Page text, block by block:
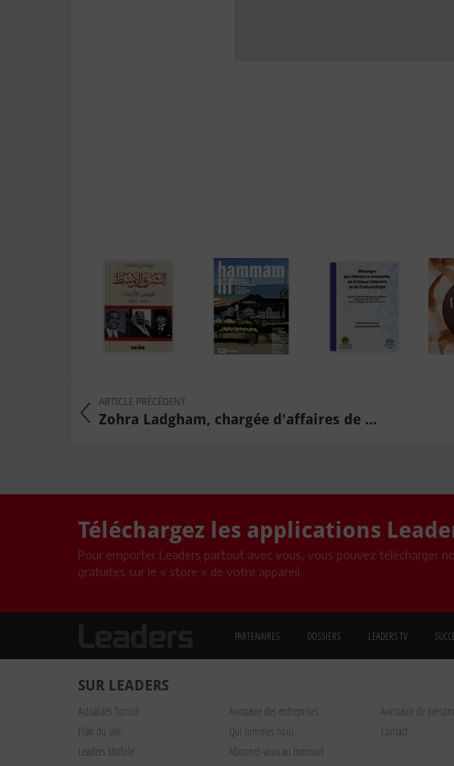
ARTICLE PRÉCÉDENT
Zohra Ladgham, chargée d'affaires de ...
Téléchargez les applications
Pour emporter Leaders partout avec vous, vous pouvez télécharger
gratuites sur le « store » de votre appareil.
PARTENAIRES DOSSIERS LEADERS TV
SUR LEADERS
Actualités Tunisie Annuaire des entreprises
Annuaire de
Plan du site
Qui sommes nous
Contact
Leaders Mobile
Abonnez-vous au mensuel